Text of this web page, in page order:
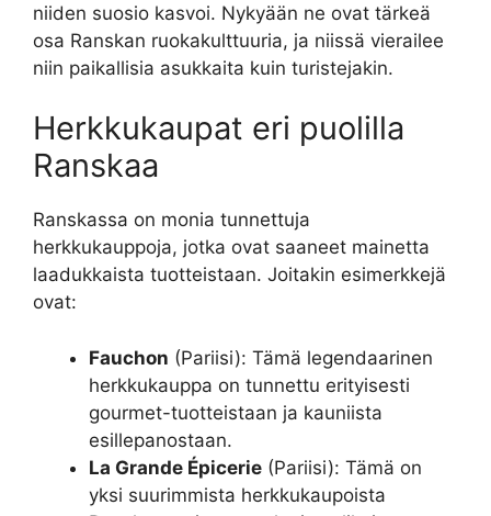
niiden suosio kasvoi. Nykyään ne ovat tärkeä
osa Ranskan ruokakulttuuria, ja niissä vierailee
niin paikallisia asukkaita kuin turistejakin.
Herkkukaupat eri puolilla
Ranskaa
Ranskassa on monia tunnettuja
herkkukauppoja, jotka ovat saaneet mainetta
laadukkaista tuotteistaan. Joitakin esimerkkejä
ovat:
Fauchon (Pariisi): Tämä legendaarinen
herkkukauppa on tunnettu erityisesti
gourmet-tuotteistaan ja kauniista
esillepanostaan.
La Grande Épicerie (Pariisi): Tämä on
yksi suurimmista herkkukaupoista